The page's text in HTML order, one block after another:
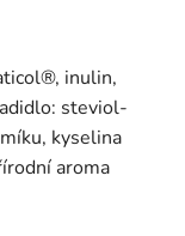
inulin,
steviol-
kyselina
aroma